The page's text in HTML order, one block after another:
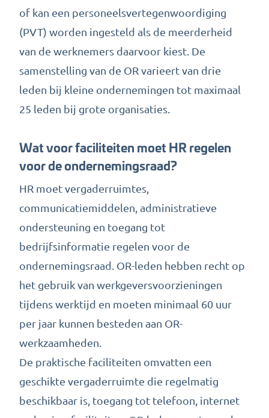
of kan een personeelsvertegenwoordiging
(PVT) worden ingesteld als de meerderheid
van de werknemers daarvoor kiest. De
samenstelling van de OR varieert van drie
leden bij kleine ondernemingen tot maximaal
25 leden bij grote organisaties.
Wat voor faciliteiten moet HR regelen
voor de ondernemingsraad?
HR moet vergaderruimtes,
communicatiemiddelen, administratieve
ondersteuning en toegang tot
bedrijfsinformatie regelen voor de
ondernemingsraad. OR-leden hebben recht op
het gebruik van werkgeversvoorzieningen
tijdens werktijd en moeten minimaal 60 uur
per jaar kunnen besteden aan OR-
werkzaamheden.
De praktische faciliteiten omvatten een
geschikte vergaderruimte die regelmatig
beschikbaar is, toegang tot telefoon, internet